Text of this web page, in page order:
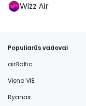
Wizz Air
Populiarūs vadovai
airBaltic
Viena VIE
Ryanair